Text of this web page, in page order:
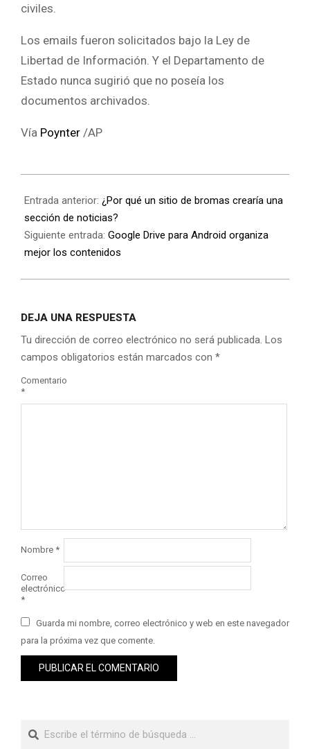
civiles.
Los emails fueron solicitados bajo la Ley de
Libertad de Información. Y el Departamento de
Estado nunca sugirió que no poseía los
documentos archivados.
Vía Poynter /AP
Entrada anterior: ¿Por qué un sitio de bromas crearía una
sección de noticias?
Siguiente entrada: Google Drive para Android organiza
mejor los contenidos
DEJA UNA RESPUESTA
Tu dirección de correo electrónico no será publicada. Los
campos obligatorios están marcados con *
Comentario
*
Nombre *
Correo
electrónico
*
Guarda mi nombre, correo electrónico y web en este navegador
para la próxima vez que comente.